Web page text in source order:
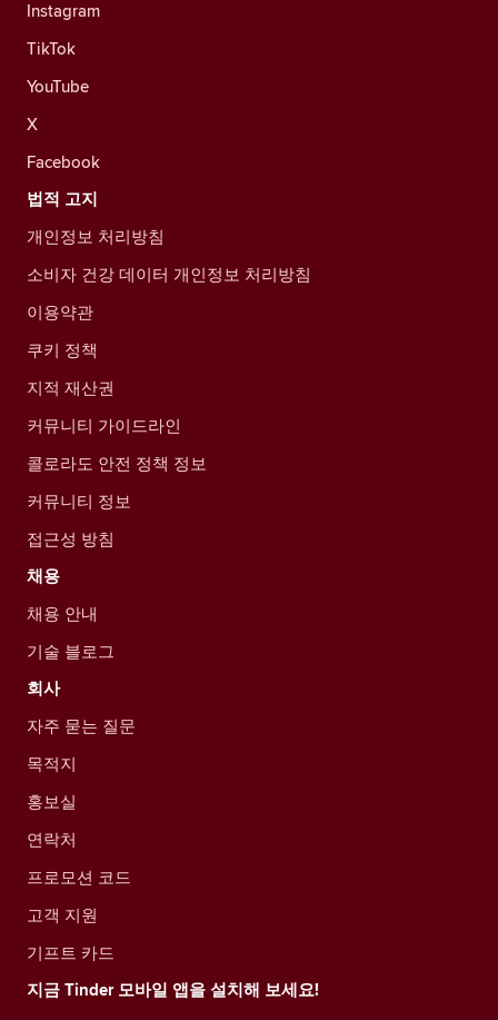
Instagram
TikTok
YouTube
X
Facebook
법적 고지
개인정보 처리방침
소비자 건강 데이터 개인정보 처리방침
이용약관
쿠키 정책
지적 재산권
커뮤니티 가이드라인
콜로라도 안전 정책 정보
커뮤니티 정보
접근성 방침
채용
채용 안내
기술 블로그
회사
자주 묻는 질문
목적지
홍보실
연락처
프로모션 코드
고객 지원
기프트 카드
지금 Tinder 모바일 앱을 설치해 보세요!